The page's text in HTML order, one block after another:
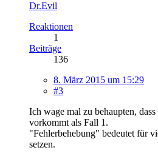
Dr.Evil
Reaktionen
1
Beiträge
136
8. März 2015 um 15:29
#3
Ich wage mal zu behaupten,
vorkommt als Fall 1.
"Fehlerbehebung" bedeutet für
setzen.